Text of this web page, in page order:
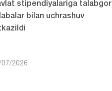
stipendiyalariga talabgor
bilan uchrashuv
07/2026